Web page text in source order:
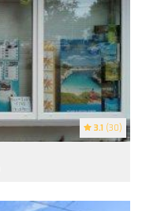
3.1 (30)